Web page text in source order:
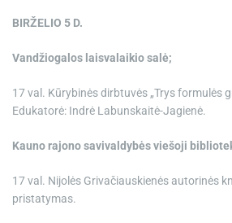
BIRŽELIO 5 D.
Vandžiogalos laisvalaikio salė;
17 val. Kūrybinės dirbtuvės „Trys formulės
Edukatorė: Indrė Labunskaitė-Jagienė.
Kauno rajono savivaldybės viešoji
17 val. Nijolės Grivačiauskienės autorinės
pristatymas.